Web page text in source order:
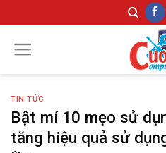
to
content
TIN TỨC
Bật mí 10 mẹo sử
tăng hiệu quả sử